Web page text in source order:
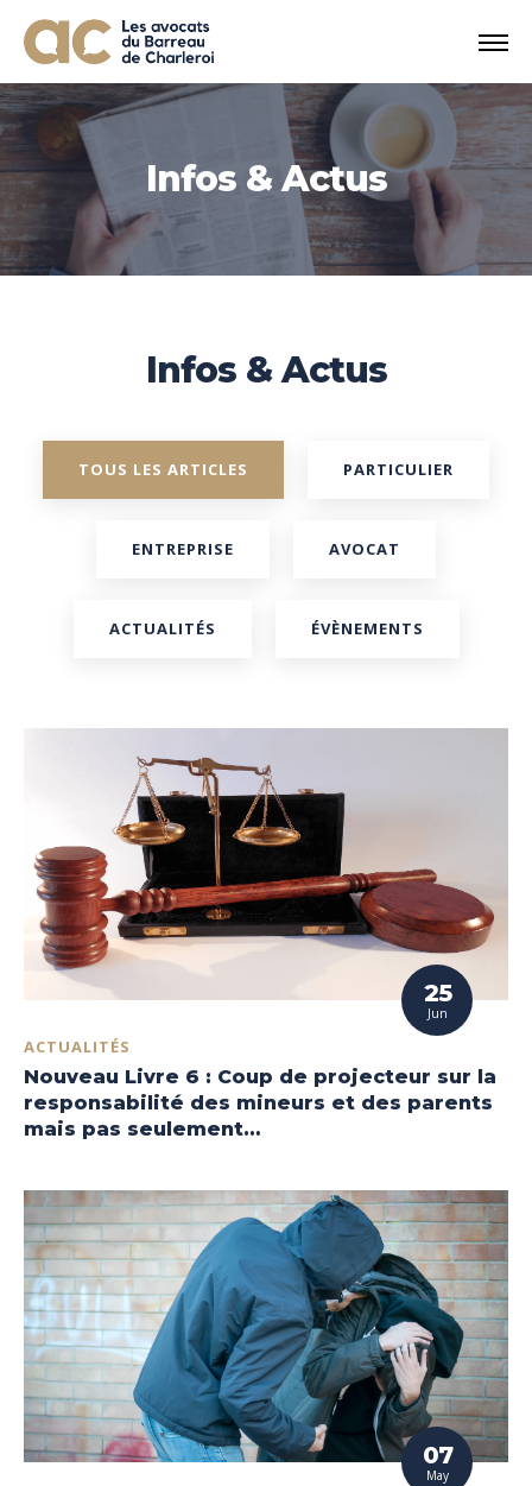
Infos & Actus
Infos & Actus
TOUS LES ARTICLES PARTICULIER
ENTREPRISE AVOCAT
ACTUALITÉS ÉVÈNEMENTS
25
Jun
ACTUALITÉS
Nouveau Livre 6 : Coup de projecteur sur la
responsabilité des mineurs et des parents
mais pas seulement…
07
May